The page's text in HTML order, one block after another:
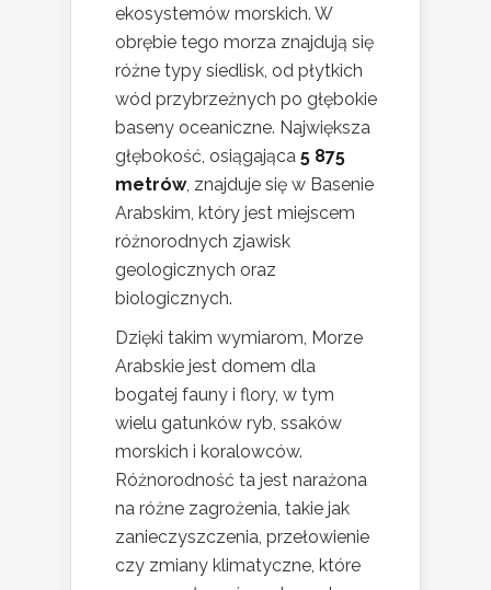
ekosystemów morskich. W
obrębie tego morza znajdują się
różne typy siedlisk, od płytkich
wód przybrzeżnych po głębokie
baseny oceaniczne. Największa
głębokość, osiągająca 5 875
metrów, znajduje się w Basenie
Arabskim, który jest miejscem
różnorodnych zjawisk
geologicznych oraz
biologicznych.
Dzięki takim wymiarom, Morze
Arabskie jest domem dla
bogatej fauny i flory, w tym
wielu gatunków ryb, ssaków
morskich i koralowców.
Różnorodność ta jest narażona
na różne zagrożenia, takie jak
zanieczyszczenia, przełowienie
czy zmiany klimatyczne, które